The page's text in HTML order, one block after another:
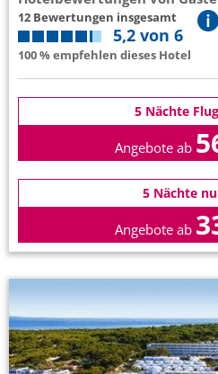
12 Bewertungen insgesamt
5,2 von 6
100 % empfehlen dieses Hotel
5 Nächte
Angebote ab
5 Nächte
Angebote ab